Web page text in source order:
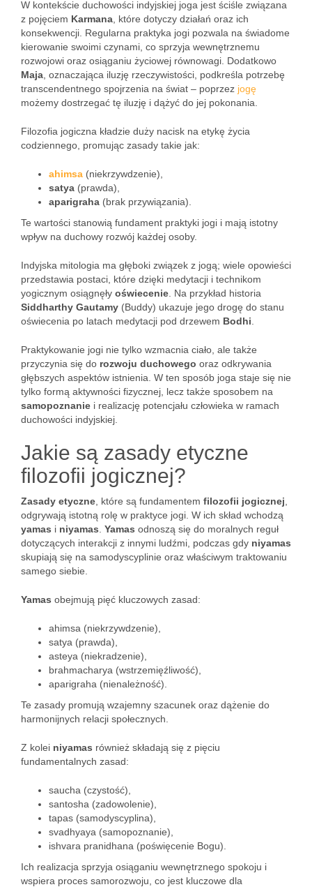
W kontekście duchowości indyjskiej joga jest ściśle związana
z pojęciem Karmana , które dotyczy działań oraz ich
konsekwencji. Regularna praktyka jogi pozwala na świadome
kierowanie swoimi czynami, co sprzyja wewnętrznemu
rozwojowi oraz osiąganiu życiowej równowagi. Dodatkowo
Maja , oznaczająca iluzję rzeczywistości, podkreśla potrzebę
transcendentnego spojrzenia na świat – poprzez jogę
możemy dostrzegać tę iluzję i dążyć do jej pokonania.
Filozofia jogiczna kładzie duży nacisk na etykę życia
codziennego, promując zasady takie jak:
ahimsa (niekrzywdzenie),
satya (prawda),
aparigraha (brak przywiązania).
Te wartości stanowią fundament praktyki jogi i mają istotny
wpływ na duchowy rozwój każdej osoby.
Indyjska mitologia ma głęboki związek z jogą; wiele opowieści
przedstawia postaci, które dzięki medytacji i technikom
yogicznym osiągnęły oświecenie . Na przykład historia
Siddharthy Gautamy (Buddy) ukazuje jego drogę do stanu
oświecenia po latach medytacji pod drzewem Bodhi
Praktykowanie jogi nie tylko wzmacnia ciało, ale także
przyczynia się do rozwoju duchowego oraz odkrywania
głębszych aspektów istnienia. W ten sposób joga staje się nie
tylko formą aktywności fizycznej, lecz także sposobem na
samopoznanie i realizację potencjału człowieka w ramach
duchowości indyjskiej.
Jakie są zasady etyczne
filozofii jogicznej?
Zasady etyczne , które są fundamentem filozofii jogicznej
odgrywają istotną rolę w praktyce jogi. W ich skład wchodzą
yamas i niyamas Yamas odnoszą się do moralnych reguł
dotyczących interakcji z innymi ludźmi, podczas gdy niyamas
skupiają się na samodyscyplinie oraz właściwym traktowaniu
samego siebie.
Yamas obejmują pięć kluczowych zasad:
ahimsa (niekrzywdzenie),
satya (prawda),
asteya (niekradzenie),
brahmacharya (wstrzemięźliwość),
aparigraha (nienależność).
Te zasady promują wzajemny szacunek oraz dążenie do
harmonijnych relacji społecznych.
Z kolei niyamas również składają się z pięciu
fundamentalnych zasad:
saucha (czystość),
santosha (zadowolenie),
tapas (samodyscyplina),
svadhyaya (samopoznanie),
ishvara pranidhana (poświęcenie Bogu).
Ich realizacja sprzyja osiąganiu wewnętrznego spokoju i
wspiera proces samorozwoju, co jest kluczowe dla